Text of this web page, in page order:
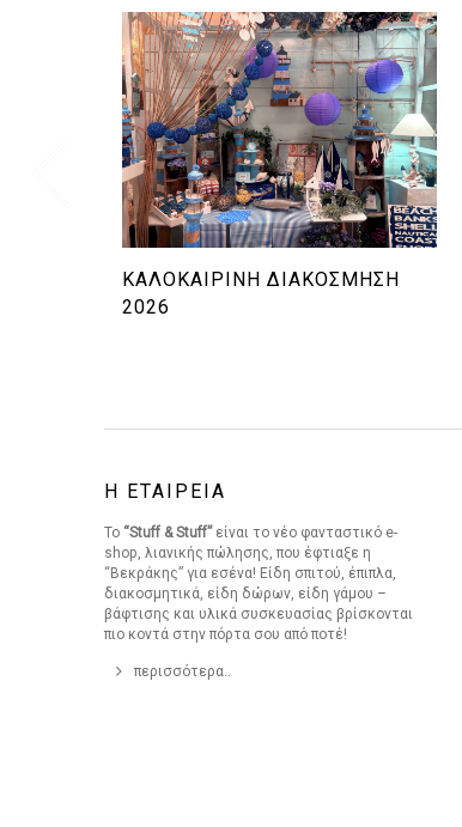
ΚΑΛΟΚΑΙΡΙΝΉ ΔΙΑΚΌΣΜΗΣΗ
2026
Η ΕΤΑΙΡΕΙΑ
Το “Stuff & Stuff”είναι το νέο φανταστικό e-
shop, λιανικής πώλησης, που έφτιαξε η
“Βεκράκης” για εσένα! Είδη σπιτού, έπιπλα,
διακοσμητικά, είδη δώρων, είδη γάμου –
βάφτισης και υλικά συσκευασίας βρίσκονται
πιο κοντά στην πόρτα σου από ποτέ!
περισσότερα..